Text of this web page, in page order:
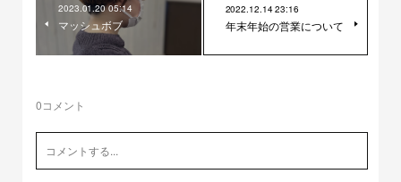
2023.01.20 05:14
マッシュボブ
2022.12.14 23:16
年末年始の営業について
0コメント